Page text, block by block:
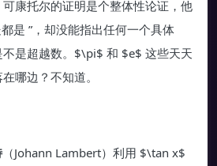
康托尔的证明是个整体性论证，他
是 ”，却没能指出任何一个具体
是超越数。$\pi$ 和 $e$ 这些天天
哪边？不知道。
（Johann Lambert）利用 $\tan x$